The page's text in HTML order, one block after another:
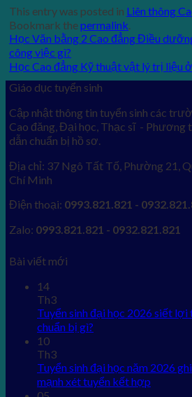
This entry was posted in Liên thông
Bookmark thepermalink.
Học Văn bằng 2 Cao đẳng Điều
công việc gì?
Học Cao đẳng Kỹ thuật vật lý trị liệu
Giáo dục tuyển sinh
Cập nhật thông tin tuyển sinh các
Cao đăng, Đại học, Thạc sĩ - Phương
dẫn chuẩn bị hồ sơ.
Địa chỉ: 37 Ngô Tất Tố, Phường 21,
Chí Minh
Điện thoại: 0993.821.821 -
Zalo: 0993.821.821 - 0932.821.821
Bài viết mới
14
Th3
Tuyển sinh đại học 2026 siết lợi
chuẩn bị gì?
10
Th3
Tuyển sinh đại học năm 2026
mạnh xét tuyển kết hợp